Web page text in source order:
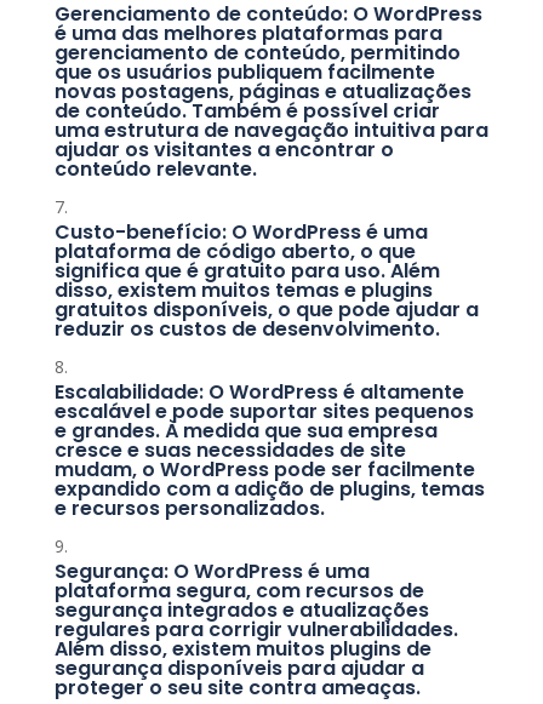
Gerenciamento de conteúdo: O WordPress
é uma das melhores plataformas para
gerenciamento de conteúdo, permitindo
que os usuários publiquem facilmente
novas postagens, páginas e atualizações
de conteúdo. Também é possível criar
uma estrutura de navegação intuitiva para
ajudar os visitantes a encontrar o
conteúdo relevante.
Custo-benefício: O WordPress é uma
plataforma de código aberto, o que
significa que é gratuito para uso. Além
disso, existem muitos temas e plugins
gratuitos disponíveis, o que pode ajudar a
reduzir os custos de desenvolvimento.
Escalabilidade: O WordPress é altamente
escalável e pode suportar sites pequenos
e grandes. À medida que sua empresa
cresce e suas necessidades de site
mudam, o WordPress pode ser facilmente
expandido com a adição de plugins, temas
e recursos personalizados.
Segurança: O WordPress é uma
plataforma segura, com recursos de
segurança integrados e atualizações
regulares para corrigir vulnerabilidades.
Além disso, existem muitos plugins de
segurança disponíveis para ajudar a
proteger o seu site contra ameaças.